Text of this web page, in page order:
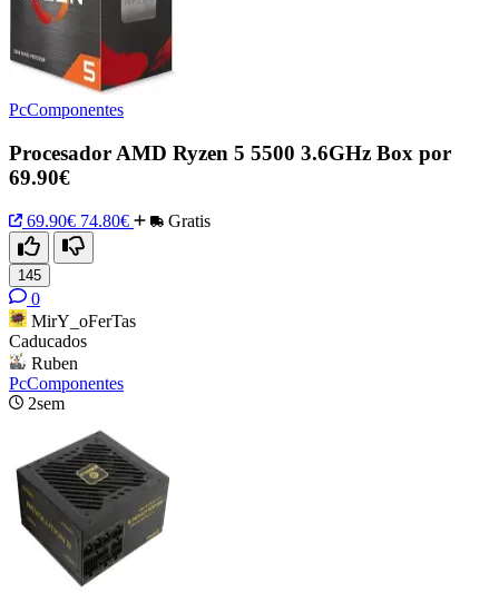
PcComponentes
Procesador AMD Ryzen 5 5500 3.6GHz Box por
69.90€
69.90€ 74.80€ Gratis
145
0
MirY_oFerTas
Caducados
Ruben
PcComponentes
2sem